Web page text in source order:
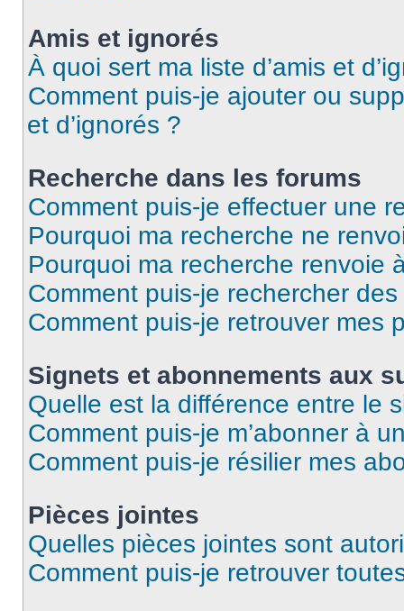
Amis et ignorés
À quoi sert ma liste d’amis et
Comment puis-je ajouter ou
et d’ignorés ?
Recherche dans les forums
Comment puis-je effectuer une
Pourquoi ma recherche ne
Pourquoi ma recherche renvoie
Comment puis-je rechercher
Comment puis-je retrouver mes
Signets et abonnements aux
Quelle est la différence entre le
Comment puis-je m’abonner à
Comment puis-je résilier mes
Pièces jointes
Quelles pièces jointes sont
Comment puis-je retrouver